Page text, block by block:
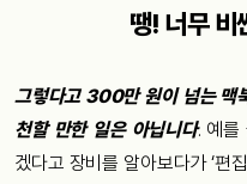
땡! 너무 비
그렇다고 300만 원이 넘는 맥
천할 만한 일은 아닙니다. 예를
겠다고 장비를 알아보다가 ‘편